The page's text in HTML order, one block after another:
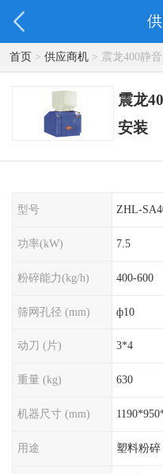
首页> 供应商机> 震龙400静
震龙
安装
型号 ZHL-
功率(kW) 7.5
粉碎能力(kg/h) 400-600
筛网孔径 (mm) ф10
动刀 (片) 3*4
重量 (kg) 630
机器尺寸 (mm)
用途 塑料粉